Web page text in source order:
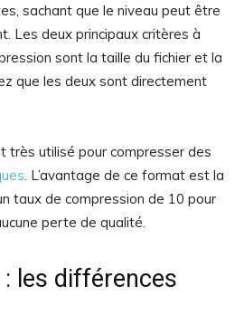
sachant que le niveau peut être
Les deux principaux critères à
sont la taille du fichier et la
que les deux sont directement
très utilisé pour compresser des
. L’avantage de ce format est la
taux de compression de 10 pour
perte de qualité.
: les différences